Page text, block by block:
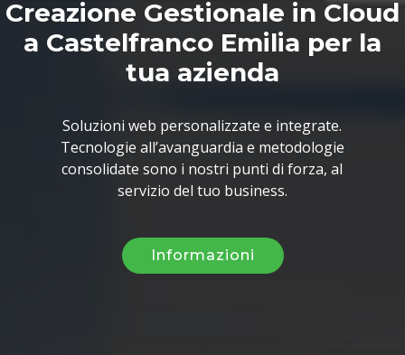
Creazione Gestionale in Cloud
a Castelfranco Emilia per la
tua azienda
Soluzioni web personalizzate e integrate.
Tecnologie all’avanguardia e metodologie
consolidate sono i nostri punti di forza, al
servizio del tuo business.
Informazioni